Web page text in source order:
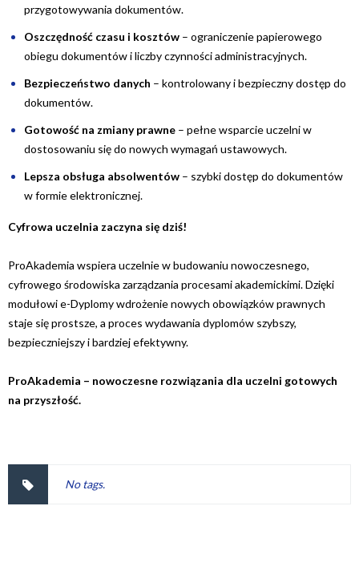
przygotowywania dokumentów.
Oszczędność czasu i kosztów – ograniczenie papierowego
obiegu dokumentów i liczby czynności administracyjnych.
Bezpieczeństwo danych – kontrolowany i bezpieczny dostęp do
dokumentów.
Gotowość na zmiany prawne – pełne wsparcie uczelni w
dostosowaniu się do nowych wymagań ustawowych.
Lepsza obsługa absolwentów – szybki dostęp do dokumentów
w formie elektronicznej.
Cyfrowa uczelnia zaczyna się dziś!
ProAkademia wspiera uczelnie w budowaniu nowoczesnego,
cyfrowego środowiska zarządzania procesami akademickimi. Dzięki
modułowi e-Dyplomy wdrożenie nowych obowiązków prawnych
staje się prostsze, a proces wydawania dyplomów szybszy,
bezpieczniejszy i bardziej efektywny.
ProAkademia – nowoczesne rozwiązania dla uczelni gotowych
na przyszłość.
No tags.